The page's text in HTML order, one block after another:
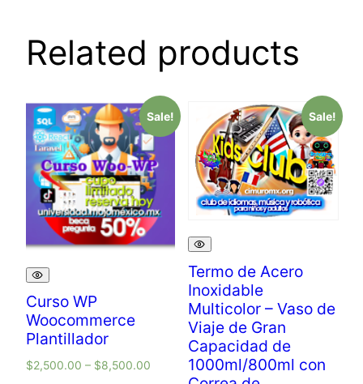
Related products
Sale!
Curso WP
Woocommerce
Plantillador
$2,500.00 – $8,500.00
Sale!
Termo de Acero
Inoxidable
Multicolor – Vaso de
Viaje de Gran
Capacidad de
1000ml/800ml con